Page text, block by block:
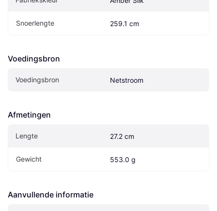
Snoerlengte 259.1 cm
Voedingsbron
Voedingsbron Netstroom
Afmetingen
Lengte 27.2 cm
Gewicht 553.0 g
Aanvullende informatie